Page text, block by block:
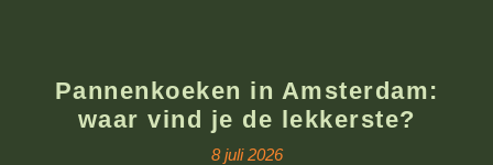
Pannenkoeken in Amsterdam:
waar vind je de lekkerste?
8 juli 2026